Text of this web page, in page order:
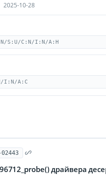
2025-10-28
S:U/C:N/I:N/A:H
I:N/A:C
02443
драйвера